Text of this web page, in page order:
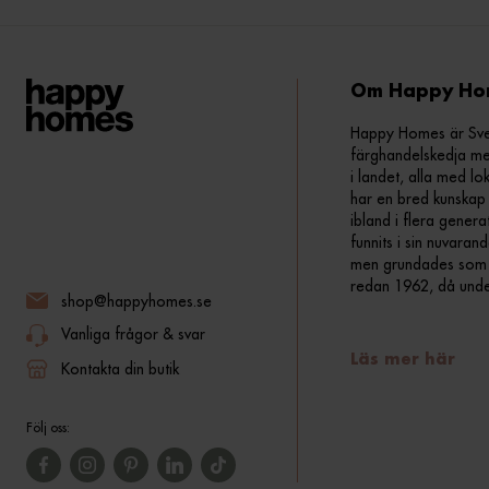
shop@happyhomes.se
Vanliga frågor & svar
Kontakta din butik
Följ oss:
Om Happy
Happy Homes är
färghandelskedja
i landet, alla med
har en bred
ibland i flera
funnits i sin
men grundades
redan 1962, då
Läs mer här